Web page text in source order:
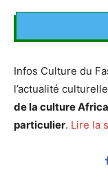
Infos Culture du
l’actualité
de la culture
particulier. Lire la